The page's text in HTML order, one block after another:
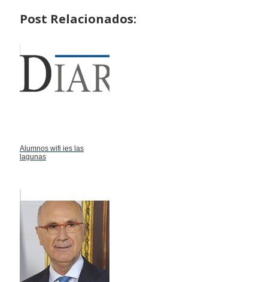
Post Relacionados:
Alumnos wifi ies las
lagunas